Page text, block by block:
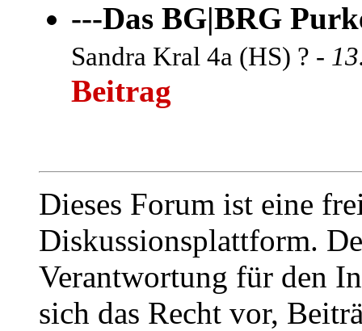
---Das BG|BRG
Sandra Kral 4a (HS) ? -
Beitrag
Dieses Forum ist eine
Diskussionsplattform.
Verantwortung für den
sich das Recht vor,